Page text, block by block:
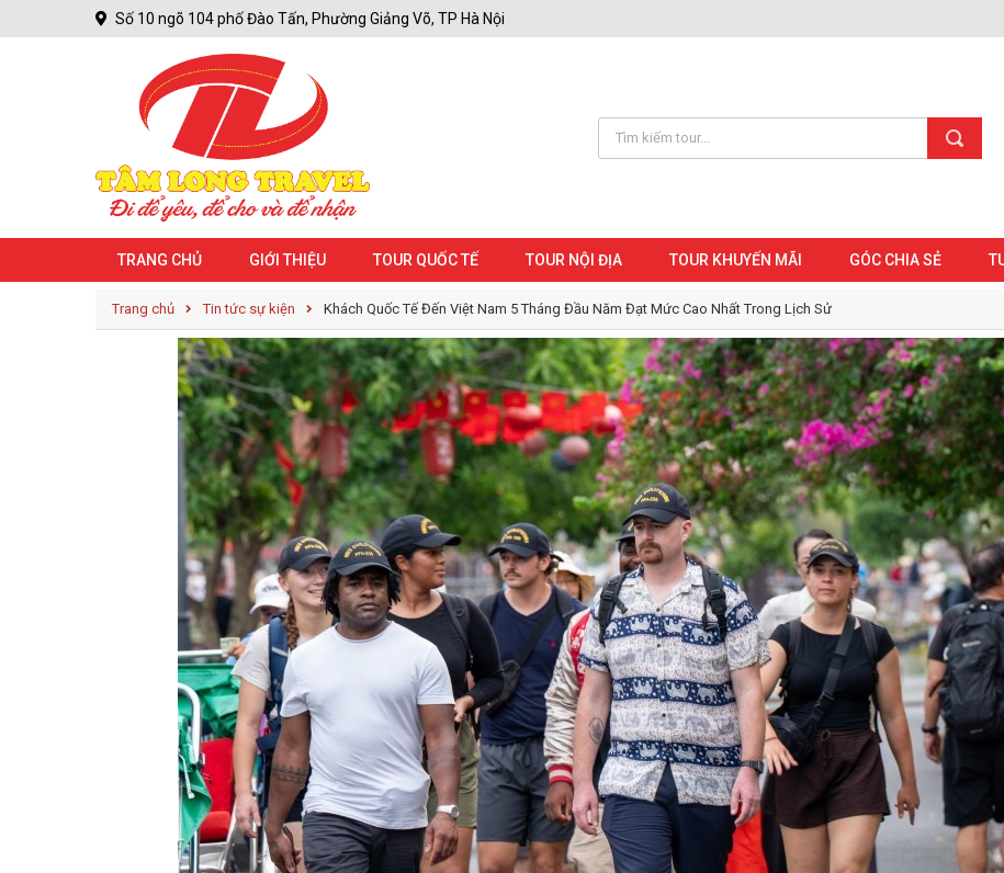
Số 10 ngõ 104 phố Đào Tấn, Phường Giảng Võ, TP Hà Nội
TRANG CHỦ GIỚI THIỆU TOUR QUỐC TẾ TOUR NỘI ĐỊA TOUR KHUYẾN MÃI GÓC CHIA SẺ
Trang chủ Tin tức sự kiện Khách Quốc Tế Đến Việt Nam 5 Tháng Đầu Năm Đạt Mức Cao Nhất Trong Lịch Sử